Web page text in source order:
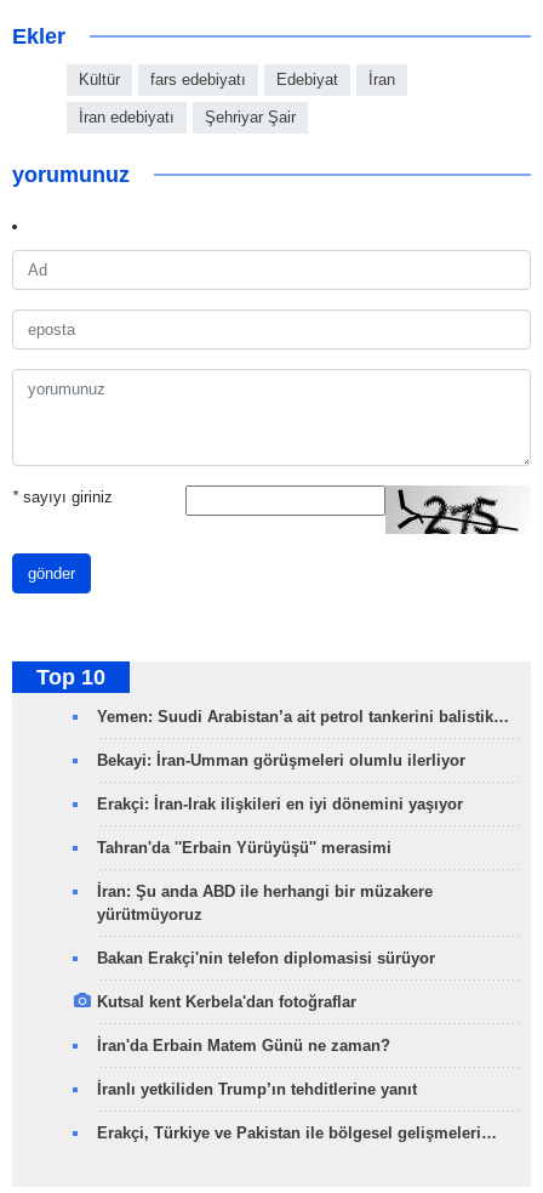
Ekler
Kültür fars edebiyatı Edebiyat İran
İran edebiyatı Şehriyar Şair
yorumunuz
*sayıyı giriniz
gönder
Top 10
Yemen: Suudi Arabistan’a ait petrol tankerini balistik…
Bekayi: İran-Umman görüşmeleri olumlu ilerliyor
Erakçi: İran-Irak ilişkileri en iyi dönemini yaşıyor
Tahran'da ''Erbain Yürüyüşü'' merasimi
İran: Şu anda ABD ile herhangi bir müzakere
yürütmüyoruz
Bakan Erakçi'nin telefon diplomasisi sürüyor
Kutsal kent Kerbela'dan fotoğraflar
İran'da Erbain Matem Günü ne zaman?
İranlı yetkiliden Trump’ın tehditlerine yanıt
Erakçi, Türkiye ve Pakistan ile bölgesel gelişmeleri…